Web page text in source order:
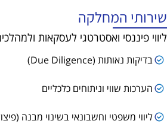
שירותי המחלקה
ליווי פיננסי ואסטרטגי לעסקאות
בדיקות נאותות (Due Diligence)
הערכות שווי וניתוחים כלכליים
ליווי משפטי וחשבונאי בשינוי מבנה